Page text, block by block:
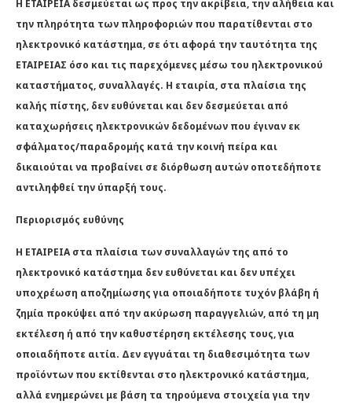
H ΕΤΑΙΡΕΙΑ δεσμεύεται ως προς την ακρίβεια, την αλήθεια και
την πληρότητα των πληροφοριών που παρατίθενται στο
ηλεκτρονικό κατάστημα, σε ότι αφορά την ταυτότητα της
ΕΤΑΙΡΕΙΑΣ όσο και τις παρεχόμενες μέσω του ηλεκτρονικού
καταστήματος, συναλλαγές. Η εταιρία, στα πλαίσια της
καλής πίστης, δεν ευθύνεται και δεν δεσμεύεται από
καταχωρήσεις ηλεκτρονικών δεδομένων που έγιναν εκ
σφάλματος/παραδρομής κατά την κοινή πείρα και
δικαιούται να προβαίνει σε διόρθωση αυτών οποτεδήποτε
αντιληφθεί την ύπαρξή τους.
Περιορισμός ευθύνης
Η ΕΤΑΙΡΕΙΑ στα πλαίσια των συναλλαγών της από το
ηλεκτρονικό κατάστημα δεν ευθύνεται και δεν υπέχει
υποχρέωση αποζημίωσης για οποιαδήποτε τυχόν βλάβη ή
ζημία προκύψει από την ακύρωση παραγγελιών, από τη μη
εκτέλεση ή από την καθυστέρηση εκτέλεσης τους, για
οποιαδήποτε αιτία. Δεν εγγυάται τη διαθεσιμότητα των
προϊόντων που εκτίθενται στο ηλεκτρονικό κατάστημα,
αλλά ενημερώνει με βάση τα τηρούμενα στοιχεία για την